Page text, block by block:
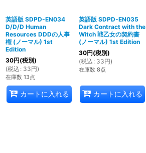
英語版 SDPD-EN034
D/D/D Human
Resources DDDの人事
権 (ノーマル) 1st
Edition
30円(税別)
(税込 : 33円)
在庫数 13点
カートに入れる
英語版 SDPD-EN035
Dark Contract with the
Witch 戦乙女の契約書
(ノーマル) 1st Edition
30円(税別)
(税込 : 33円)
在庫数 8点
カートに入れる